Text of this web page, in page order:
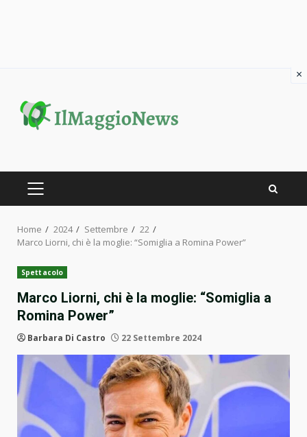
content
PRIMARY
Home 2024 Settembre
22
Marco Liorni, chi è la moglie: “Somiglia a Romina Power”
Spettacolo
Marco Liorni, chi è la moglie: “Somiglia a
Romina Power”
Barbara Di Castro 22 Settembre 2024
×